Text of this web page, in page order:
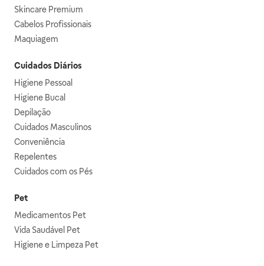
Skincare Premium
Cabelos Profissionais
Maquiagem
Cuidados Diários
Higiene Pessoal
Higiene Bucal
Depilação
Cuidados Masculinos
Conveniência
Repelentes
Cuidados com os Pés
Pet
Medicamentos Pet
Vida Saudável Pet
Higiene e Limpeza Pet